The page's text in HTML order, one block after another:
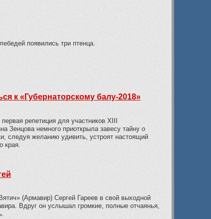
появились три птенца.
к «Губернаторскому балу-2018»
репетиция для участников XIII
Зенцова немного приоткрыла завесу тайну о
следуя желанию удивить, устроят настоящий
края.
(Армавир) Сергей Гареев в свой выходной
Вдруг он услышал громкие, полные отчаянья,